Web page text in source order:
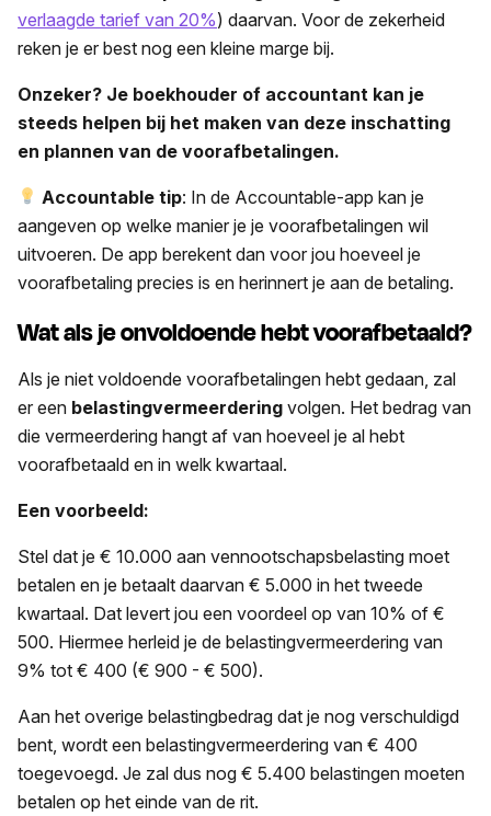
verlaagde tarief van 20%) daarvan. Voor de zekerheid
reken je er best nog een kleine marge bij.
Onzeker? Je boekhouder of accountant kan je
steeds helpen bij het maken van deze inschatting
en plannen van de voorafbetalingen.
Accountable tip: In de Accountable-app kan je
aangeven op welke manier je je voorafbetalingen wil
uitvoeren. De app berekent dan voor jou hoeveel je
voorafbetaling precies is en herinnert je aan de betaling.
Wat als je onvoldoende hebt voorafbetaald?
Als je niet voldoende voorafbetalingen hebt gedaan, zal
er een belastingvermeerdering volgen. Het bedrag van
die vermeerdering hangt af van hoeveel je al hebt
voorafbetaald en in welk kwartaal.
Een voorbeeld:
Stel dat je € 10.000 aan vennootschapsbelasting moet
betalen en je betaalt daarvan € 5.000 in het tweede
kwartaal. Dat levert jou een voordeel op van 10% of €
500. Hiermee herleid je de belastingvermeerdering van
9% tot € 400 (€ 900 - € 500).
Aan het overige belastingbedrag dat je nog verschuldigd
bent, wordt een belastingvermeerdering van € 400
toegevoegd. Je zal dus nog € 5.400 belastingen moeten
betalen op het einde van de rit.